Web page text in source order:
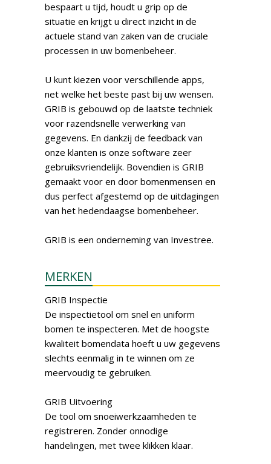
bespaart u tijd, houdt u grip op de
situatie en krijgt u direct inzicht in de
actuele stand van zaken van de cruciale
processen in uw bomenbeheer.
U kunt kiezen voor verschillende apps,
net welke het beste past bij uw wensen.
GRIB is gebouwd op de laatste techniek
voor razendsnelle verwerking van
gegevens. En dankzij de feedback van
onze klanten is onze software zeer
gebruiksvriendelijk. Bovendien is GRIB
gemaakt voor en door bomenmensen en
dus perfect afgestemd op de uitdagingen
van het hedendaagse bomenbeheer.
GRIB is een onderneming van Investree.
MERKEN
GRIB Inspectie
De inspectietool om snel en uniform
bomen te inspecteren. Met de hoogste
kwaliteit bomendata hoeft u uw gegevens
slechts eenmalig in te winnen om ze
meervoudig te gebruiken.
GRIB Uitvoering
De tool om snoeiwerkzaamheden te
registreren. Zonder onnodige
handelingen, met twee klikken klaar.